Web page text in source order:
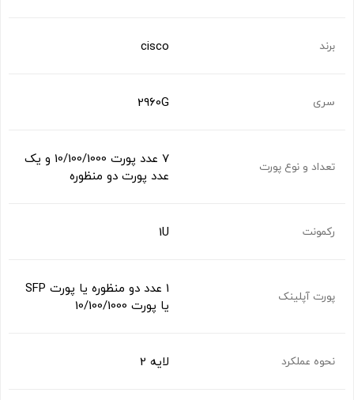
برند cisco
سری 2960G
تعداد و نوع پورت
7 عدد پورت 10/100/1000 و یک
عدد پورت دو منظوره
رکمونت 1U
پورت آپلینک
1 عدد دو منظوره یا پورت SFP
یا پورت 10/100/1000
نحوه عملکرد لایه 2